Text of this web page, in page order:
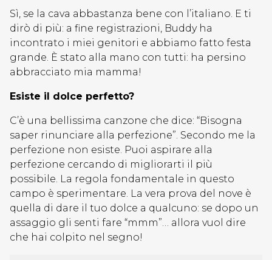
Sì, se la cava abbastanza bene con l’italiano. E ti
dirò di più: a fine registrazioni, Buddy ha
incontrato i miei genitori e abbiamo fatto festa
grande. È stato alla mano con tutti: ha persino
abbracciato mia mamma!
Esiste il dolce perfetto?
C’è una bellissima canzone che dice: “Bisogna
saper rinunciare alla perfezione”. Secondo me la
perfezione non esiste. Puoi aspirare alla
perfezione cercando di migliorarti il più
possibile. La regola fondamentale in questo
campo è sperimentare. La vera prova del nove è
quella di dare il tuo dolce a qualcuno: se dopo un
assaggio gli senti fare “mmm”… allora vuol dire
che hai colpito nel segno!